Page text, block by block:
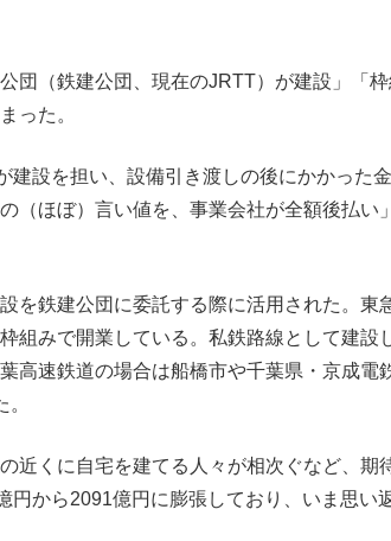
団（鉄建公団、現在のJRTT）が建設」「
った。
建設を担い、設備引き渡しの後にかかった
（ほぼ）言い値を、事業会社が全額後払い
を鉄建公団に委託する際に活用された。東
組みで開業している。私鉄路線として建設
高速鉄道の場合は船橋市や千葉県・京成電
くに自宅を建てる人々が相次ぐなど、期
円から2091億円に膨張しており、いま思い